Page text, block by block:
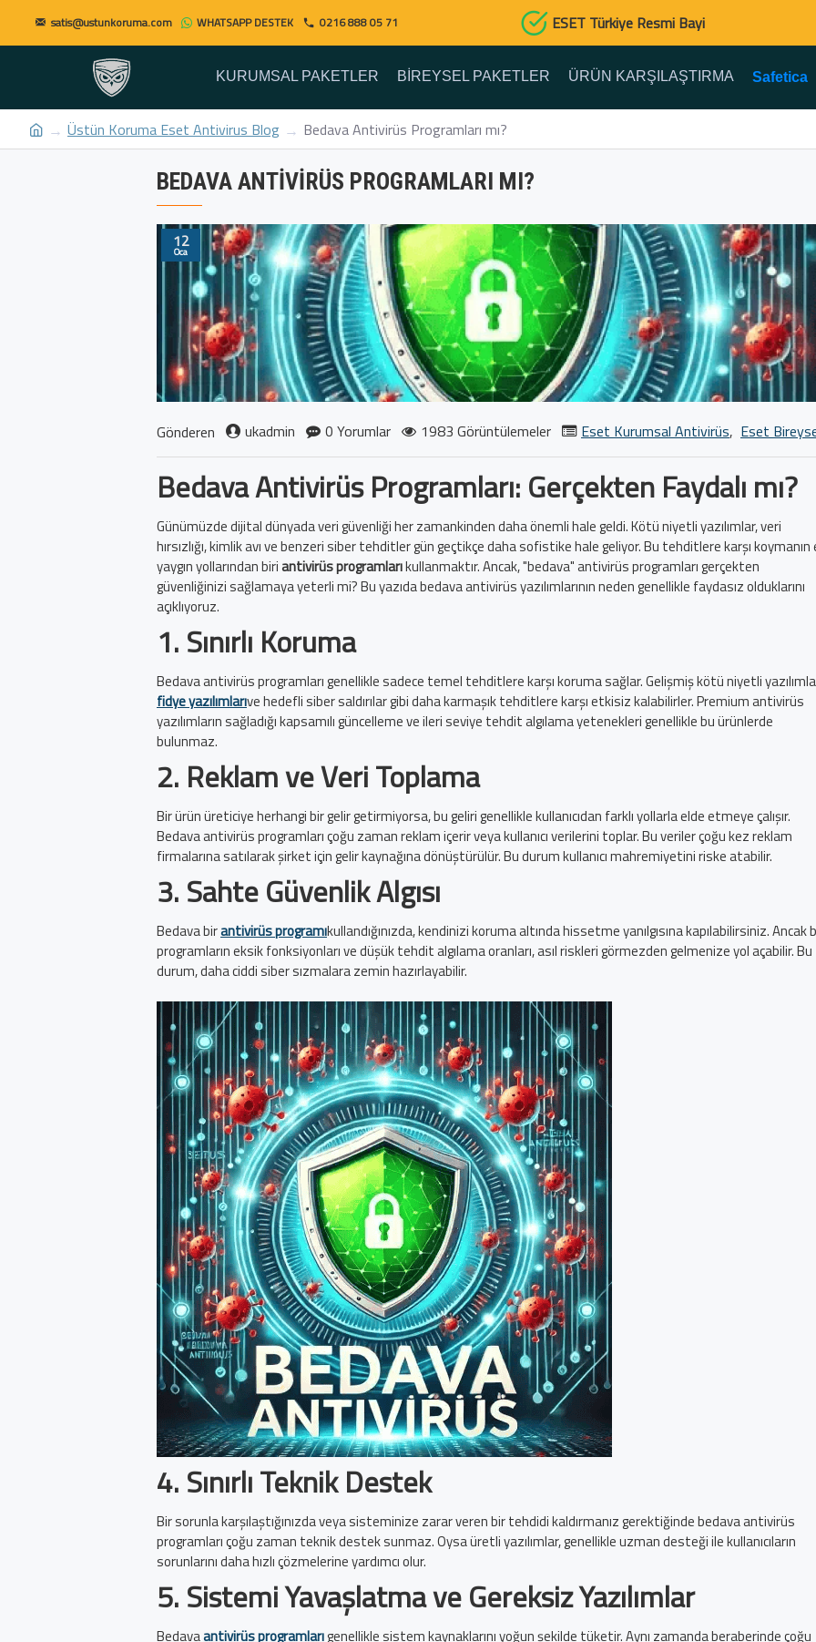
satis@ustunkoruma.com WHATSAPP DESTEK 0216 888 05 71 ESET Türkiye Resmi Bayi
KURUMSAL PAKETLER BIREYSEL PAKETLER ÜRÜN KARŞILAŞTIRMA Safetica
Üstün Koruma Eset Antivirus Blog Bedava Antivirüs Programları mı?
BEDAVA ANTIVIRÜS PROGRAMLARI MI?
12
Oca
Gönderen ukadmin 0 Yorumlar 1983 Görüntülemeler Eset Kurumsal Antivirüs, Eset
Bedava Antivirüs Programları: Gerçekten Faydalı mı?
Günümüzde dijital dünyada veri güvenliği her zamankinden daha önemli hale geldi. Kötü niyetli yazılımlar, veri
hırsızlığı, kimlik avı ve benzeri siber tehditler gün geçtikçe daha sofistike hale geliyor. Bu tehditlere karşı koymanın
yaygın yollarından biriantivirüs programlarıkullanmaktır. Ancak, "bedava" antivirüs programları gerçekten
güvenliğinizi sağlamaya yeterli mi? Bu yazıda bedava antivirüs yazılımlarının neden genellikle faydasız olduklarını
açıklıyoruz.
1. Sınırlı Koruma
Bedava antivirüs programları genellikle sadece temel tehditlere karşı koruma sağlar. Gelişmiş kötü niyetli
fidye yazılımlarıve hedefli siber saldırılar gibi daha karmaşık tehditlere karşı etkisiz kalabilirler. Premium antivirüs
yazılımların sağladığı kapsamılı güncelleme ve ileri seviye tehdit algılama yetenekleri genellikle bu ürünlerde
bulunmaz.
2. Reklam ve Veri Toplama
Bir ürün üreticiye herhangi bir gelir getirmiyorsa, bu geliri genellikle kullanıcıdan farklı yollarla elde etmeye çalışır.
Bedava antivirüs programları çoğu zaman reklam içerir veya kullanıcı verilerini toplar. Bu veriler çoğu kez reklam
firmalarına satılarak şirket için gelir kaynağına dönüştürülür. Bu durum kullanıcı mahremiyetini riske atabilir.
3. Sahte Güvenlik Algısı
Bedava birantivirüs programıkullandığınızda, kendinizi koruma altında hissetme yanılgısına kapılabilirsiniz. Ancak
programların eksik fonksiyonları ve düşük tehdit algılama oranları, asıl riskleri görmezden gelmenize yol açabilir. Bu
durum, daha ciddi siber sızmalara zemin hazırlayabilir.
4. Sınırlı Teknik Destek
Bir sorunla karşılaştığınızda veya sisteminize zarar veren bir tehdidi kaldırmanız gerektiğinde bedava antivirüs
programları çoğu zaman teknik destek sunmaz. Oysa üretli yazılımlar, genellikle uzman desteği ile kullanıcıların
sorunlarını daha hızlı çözmelerine yardımcı olur.
5. Sistemi Yavaşlatma ve Gereksiz Yazılımlar
Bedavaantivirüs programlarıgenellikle sistem kaynaklarını yoğun şekilde tüketir. Aynı zamanda beraberinde çoğu